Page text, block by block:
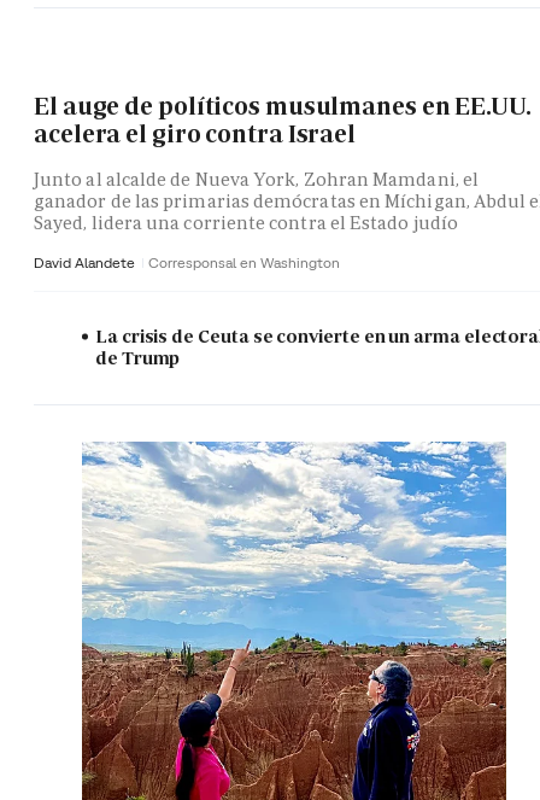
El auge de políticos musulmanes en EE.UU.
acelera el giro contra Israel
Junto al alcalde de Nueva York, Zohran Mamdani, el
ganador de las primarias demócratas en Míchigan, Abdul
Sayed, lidera una corriente contra el Estado judío
David Alandete Corresponsal en Washington
La crisis de Ceuta se convierte en un arma
de Trump